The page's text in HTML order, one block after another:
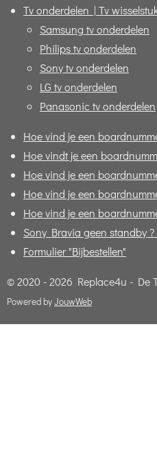
Tv onderdelen | Tv
Samsung tv onderdelen
Philips tv onderdelen
Sony tv onderdelen
LG tv onderdelen
Panasonic tv onderdelen
Hoe vind je een
Hoe vindt je een
Hoe vind je een
Hoe vind je een
Hoe vind je een
Sony Bravia geen standby
Formulier "Bijbestellen"
© 2020 - 2026 Replace4u - De
Powered byJouwWeb